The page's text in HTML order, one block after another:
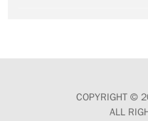
COPYRIGHT ©
ALL